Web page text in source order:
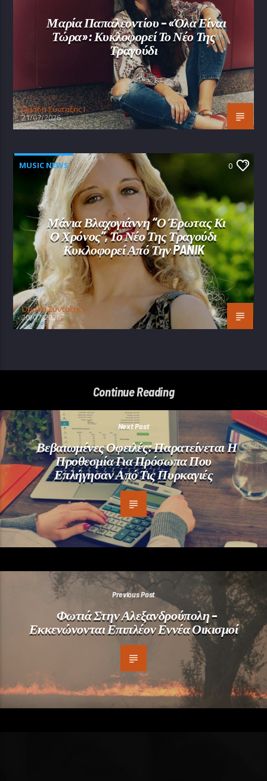
Μαρία Παπαλεοντίου – «Όλα Είναι
Τώρα»: Κυκλοφορεί Το Νέο Της
Τραγούδι
Oμάδα Σύνταξης Ι
21/07/2026
MUSIC NEWS 0
Μάνια Βλαχογιάννη “Ο Έρωτας Κι
Ο Χρόνος”, Το Νέο Της Τραγούδι
Κυκλοφορεί Από Την PANIK
Oμάδα Σύνταξης Ι
20/07/2026
Continue Reading
Next Post
Βεβαιωμένες Οφειλές: Παρατείνεται Η
Προθεσμία Για Πρόσωπα Που
Επλήγησαν Από Τις Πυρκαγιές
Previous Post
Φωτιά Στην Αλεξανδρούπολη –
Εκκενώνονται Επιπλέον Εννέα Οικισμοί